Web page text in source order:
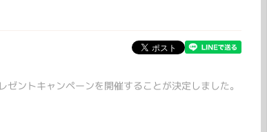
ントキャンペーンを開催することが決定しました。